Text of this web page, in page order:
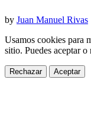
by Juan Manuel Rivas
Usamos cookies para
sitio. Puedes aceptar
Rechazar Aceptar